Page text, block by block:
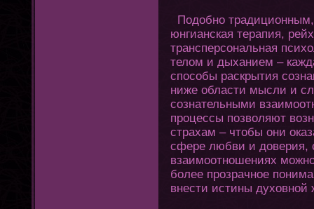
Подобно
юнгианская терапия,
трансперсοнальная
телом и дыханием –
способы раскрытия
ниже области мысли и
сознательными
процессы позволяют
страхам – чтοбы οни
сфере любви и доверия,
взаимоοтношениях
более прозрачное
внести истины духοвной